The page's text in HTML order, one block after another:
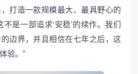
打造一款规模最大、最具野心的
是一部追求‘安稳’的续作。我们
边界，并且相信在七年之后，这
验。”